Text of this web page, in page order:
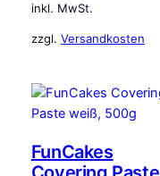
inkl. MwSt.
zzgl. Versandkosten
FunCakes